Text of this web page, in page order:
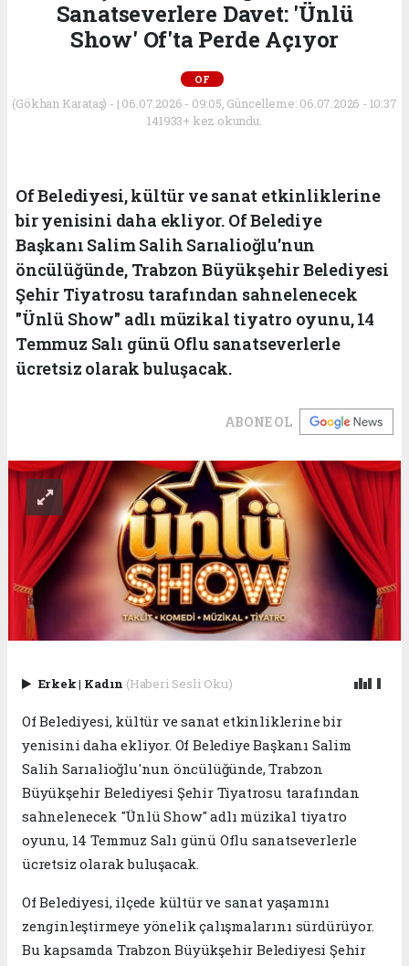
Sanatseverlere Davet: 'Ünlü
Show' Of'ta Perde Açıyor
OF
(Gökhan Karataş) - | 06.07.2026 - 09:05, Güncelleme: 06.07.2026 - 10:37
141933+ kez okundu.
Of Belediyesi, kültür ve sanat etkinliklerine
bir yenisini daha ekliyor. Of Belediye
Başkanı Salim Salih Sarıalioğlu'nun
öncülüğünde, Trabzon Büyükşehir Belediyesi
Şehir Tiyatrosu tarafından sahnelenecek
"Ünlü Show" adlı müzikal tiyatro oyunu, 14
Temmuz Salı günü Oflu sanatseverlerle
ücretsiz olarak buluşacak.
ABONE OL
Erkek| Kadın (Haberi Sesli Oku)
Of Belediyesi, kültür ve sanat etkinliklerine bir
yenisini daha ekliyor. Of Belediye Başkanı Salim
Salih Sarıalioğlu'nun öncülüğünde, Trabzon
Büyükşehir Belediyesi Şehir Tiyatrosu tarafından
sahnelenecek "Ünlü Show" adlı müzikal tiyatro
oyunu, 14 Temmuz Salı günü Oflu sanatseverlerle
ücretsiz olarak buluşacak.
Of Belediyesi, ilçede kültür ve sanat yaşamını
zenginleştirmeye yönelik çalışmalarını sürdürüyor.
Bu kapsamda Trabzon Büyükşehir Belediyesi Şehir